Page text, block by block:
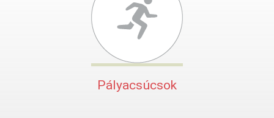
Pályacsúcsok